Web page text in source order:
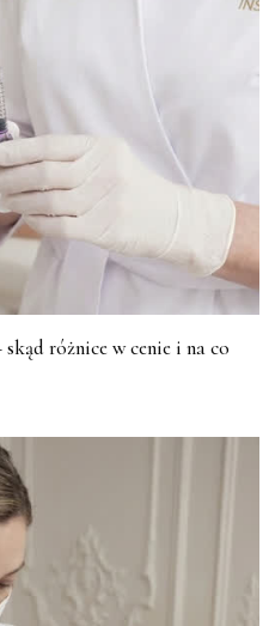
różnice w cenie i na co